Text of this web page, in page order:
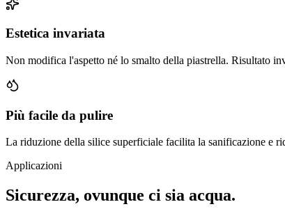
Estetica invariata
Non modifica l'aspetto né lo smalto della piastrella. Risultato
Più facile da pulire
La riduzione della silice superficiale facilita la sanificazione e
Applicazioni
Sicurezza, ovunque ci sia acqua.